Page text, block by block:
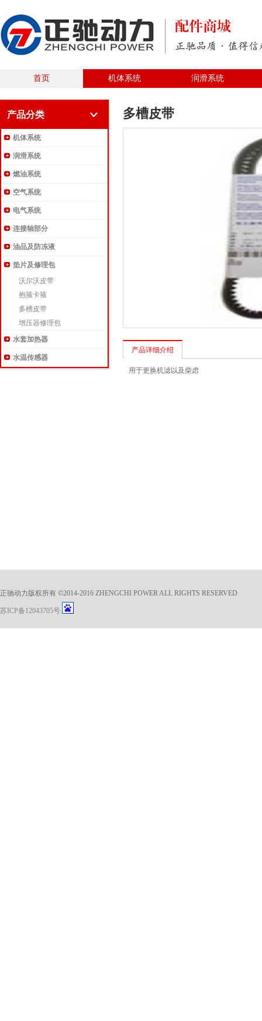
首页 机体系统 润滑系统
产品分类
机体系统
润滑系统
燃油系统
空气系统
电气系统
连接轴部分
油品及防冻液
垫片及修理包
沃尔沃皮带
抱箍卡箍
多槽皮带
增压器修理包
水套加热器
水温传感器
多槽皮带
产品详细介绍
用于更换机滤以及柴虑
正驰动力版权所有 ©2014-2016 ZHENGCHI POWER ALL RIGHTS RESERVED
苏ICP备12043705号